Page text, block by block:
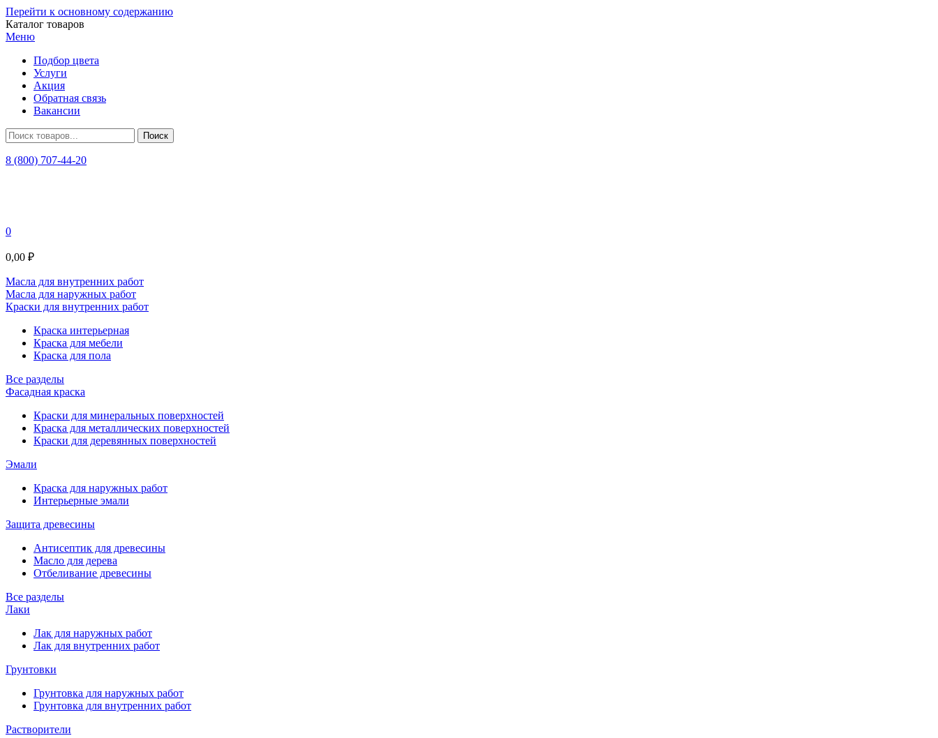
Перейти к основному содержанию
Каталог товаров
Меню
Подбор цвета
Услуги
Акция
Обратная связь
Вакансии
8 (800) 707-44-20
0
0,00 ₽
Масла для внутренних работ
Масла для наружных работ
Краски для внутренних работ
Краска интерьерная
Краска для мебели
Краска для пола
Все разделы
Фасадная краска
Краски для минеральных поверхностей
Краска для металлических поверхностей
Краски для деревянных поверхностей
Эмали
Краска для наружных работ
Интерьерные эмали
Защита древесины
Антисептик для древесины
Масло для дерева
Отбеливание древесины
Все разделы
Лаки
Лак для наружных работ
Лак для внутренних работ
Грунтовки
Грунтовка для наружных работ
Грунтовка для внутренних работ
Растворители